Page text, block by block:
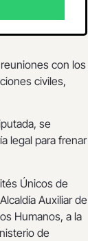
con los
civiles,
se
legal para frenar
Únicos de
Auxiliar de
Humanos, a la
de